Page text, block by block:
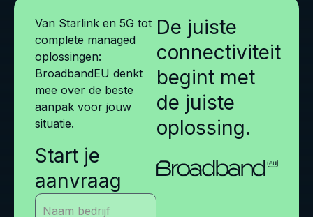
Van Starlink en 5G tot
complete managed
oplossingen:
BroadbandEU denkt
mee over de beste
aanpak voor jouw
situatie.
Start je
aanvraag
De juiste
connectiviteit
begint met
de juiste
oplossing.